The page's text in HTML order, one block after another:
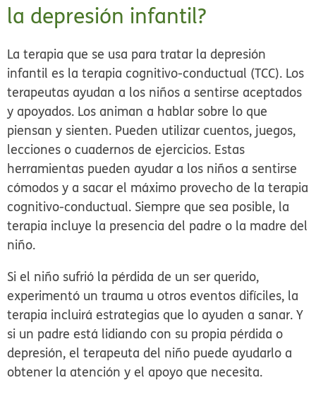
la depresión infantil?
La terapia que se usa para tratar la depresión
infantil es laterapia cognitivo-conductual (TCC). Los
terapeutas ayudan a los niños a sentirse aceptados
y apoyados. Los animan a hablar sobre lo que
piensan y sienten. Pueden utilizar cuentos, juegos,
lecciones o cuadernos de ejercicios. Estas
herramientas pueden ayudar a los niños a sentirse
cómodos y a sacar el máximo provecho de la terapia
cognitivo-conductual. Siempre que sea posible, la
terapia incluye la presencia del padre o la madre del
niño.
Si el niño sufrió la pérdida de un ser querido,
experimentó un trauma u otros eventos difíciles, la
terapia incluirá estrategias que lo ayuden a sanar. Y
si un padre está lidiando con su propia pérdida o
depresión, el terapeuta del niño puede ayudarlo a
obtener la atención y el apoyo que necesita.